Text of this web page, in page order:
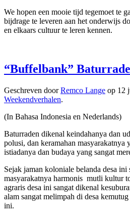
We hopen een mooie tijd tegemoet te
bijdrage te leveren aan het onderwijs
en elkaars cultuur te leren kennen.
“Buffelbank”
Geschreven doorRemco Lange op 12
Weekendverhalen.
(In Bahasa Indonesia en Nederlands)
Baturraden dikenal keindahanya dan
polusi, dan keramahan masyarakatnya
istiadanya dan budaya yang sangat
Sejak jaman koloniale belanda desa ini
masyarakatnya harmonis mutli kultur
agraris desa ini sangat dikenal
alam sangat melimpah di desa
ini.